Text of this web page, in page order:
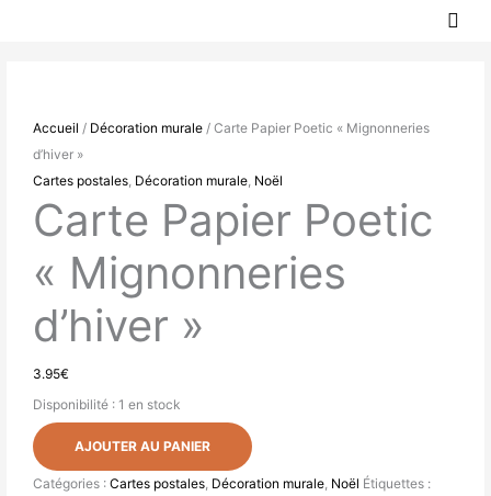
Accueil / Décoration murale / Carte Papier Poetic « Mignonneries
d’hiver »
Cartes postales, Décoration murale, Noël
Carte Papier Poetic
« Mignonneries
d’hiver »
3.95€
Disponibilité : 1 en stock
Papier
Poetic
"Mignonneries
d'hiver"
AJOUTER AU PANIER
Catégories :Cartes postales Décoration murale Noël Étiquettes :